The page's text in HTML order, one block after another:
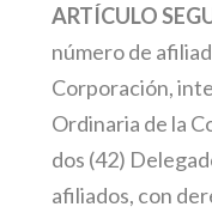
ARTÍCULO
número de
Corporación,
Ordinaria de la
dos (42)
afiliados, con